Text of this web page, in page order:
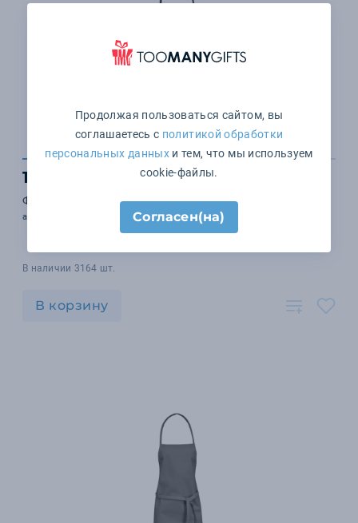
1 026 ₽
Фартук «Reeva»
арт. 11271203
В наличии 3164 шт.
В корзину
Продолжая пользоваться сайтом, вы
соглашаетесь с политикой обработки
персональных данныхи тем, что мы используем
cookie-файлы.
Согласен(на)